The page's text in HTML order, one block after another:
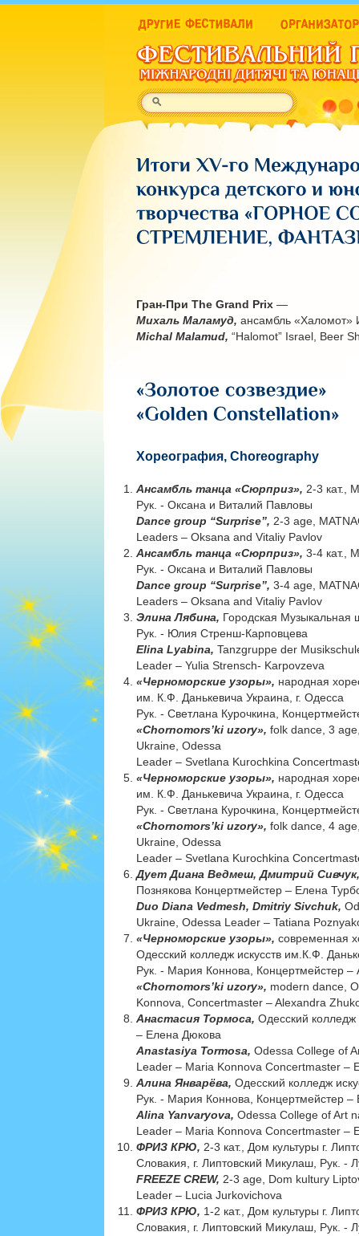
Гран-При The Grand Prix —
Михаль Маламуд, ансамбль
Michal Malamud, “Halomot” Israel, Beer
Хореография, Choreography
Ансамбль танца «Сюрприз», 2-3 кат.,
Рук. - Оксана и Виталий Павловы
Dance group “Surprise”, 2-3 age,
Leaders – Oksana and Vitaliy Pavlov
Ансамбль танца «Сюрприз», 3-4 кат.,
Рук. - Оксана и Виталий Павловы
Dance group “Surprise”, 3-4 age,
Leaders – Oksana and Vitaliy Pavlov
Элина Лябина, Городская Музыкальная
Рук. - Юлия Стренш-Карповцева
Elina Lyabina, Tanzgruppe der
Leader – Yulia Strensch- Karpovzeva
«Черноморские узоры», народная
им. К.Ф. Данькевича Украина, г. Одесса
Рук. - Светлана Курочкина,
«Chornomors’ki uzory», folk dance, 3
Ukraine, Odessa
Leader – Svetlana Kurochkina
«Черноморские узоры», народная
им. К.Ф. Данькевича Украина, г. Одесса
Рук. - Светлана Курочкина,
«Chornomors’ki uzory», folk dance, 4
Ukraine, Odessa
Leader – Svetlana Kurochkina
Дует Диана Ведмеш, Дмитрий
Познякова Концертмейстер – Елена
Duo Diana Vedmesh, Dmitriy Sivchuk,
Ukraine, Odessa Leader – Tatiana
«Черноморские узоры», современная
Одесский колледж искусств им.К.Ф.
Рук. - Мария Коннова, Концертмейстер –
«Chornomors’ki uzory», modern dance,
Konnova, Concertmaster – Alexandra
Анастасия Тормоса, Одесский
– Елена Дюкова
Anastasiya Tormosa, Odessa College of
Leader – Maria Konnova Concertmaster –
Алина Январёва, Одесский колледж
Рук. - Мария Коннова, Концертмейстер –
Alina Yanvaryova, Odessa College of Art
Leader – Maria Konnova Concertmaster –
ФРИЗ КРЮ, 2-3 кат., Дом культуры г.
Словакия, г. Липтовский Микулаш, Рук. -
FREEZE CREW, 2-3 age, Dom kultury
Leader – Lucia Jurkovichova
ФРИЗ КРЮ, 1-2 кат., Дом культуры г.
Словакия, г. Липтовский Микулаш, Рук. -